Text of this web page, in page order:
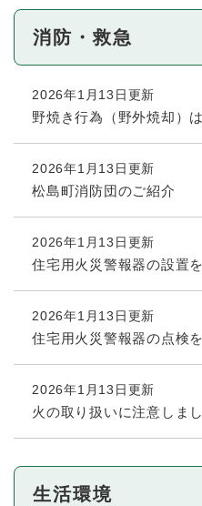
消防・救急
2026年1月13日更新
野焼き行為（野外焼却）
2026年1月13日更新
松島町消防団のご紹介
2026年1月13日更新
住宅用火災警報器の設置
2026年1月13日更新
住宅用火災警報器の点検
2026年1月13日更新
火の取り扱いに注意しま
生活環境